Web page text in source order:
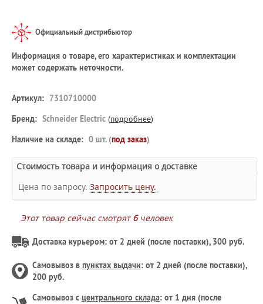
Официальный дистрибьютор
Информация о товаре, его характеристиках и комплектации
может содержать неточности.
Артикул: 7310710000
Бренд: Schneider Electric (подробнее)
Наличие на складе: 0 шт. (под заказ)
Стоимость товара и информация о доставке
Цена по запросу. Запросить цену.
Этот товар сейчас смотрят 6человек
Доставка курьером: от 2 дней (после поставки), 300 руб.
Самовывоз в пунктах выдачи: от 2 дней (после поставки),
200 руб.
Самовывоз с центрального склада: от 1 дня (после